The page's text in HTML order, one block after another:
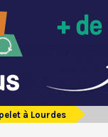
à Lourdes